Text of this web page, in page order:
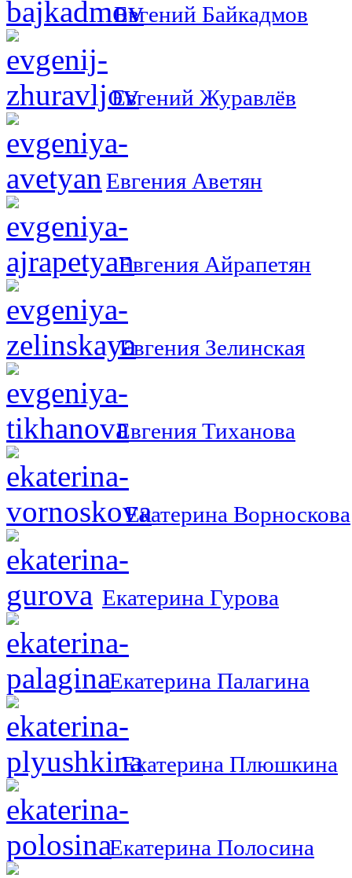
Евгений Байкадмов
Евгений Журавлёв
Евгения Аветян
Евгения Айрапетян
Евгения Зелинская
Евгения Тиханова
Екатерина Ворноскова
Екатерина Гурова
Екатерина Палагина
Екатерина Плюшкина
Екатерина Полосина